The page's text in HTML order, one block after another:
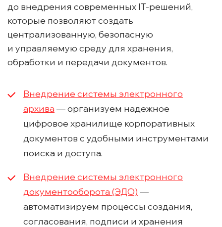
до внедрения современных IT-решений,
которые позволяют создать
централизованную, безопасную
и управляемую среду для хранения,
обработки и передачи документов.
Внедрение системы электронного
архива — организуем надежное
цифровое хранилище корпоративных
документов с удобными инструментами
поиска и доступа.
Внедрение системы электронного
документооборота (ЭДО) —
автоматизируем процессы создания,
согласования, подписи и хранения